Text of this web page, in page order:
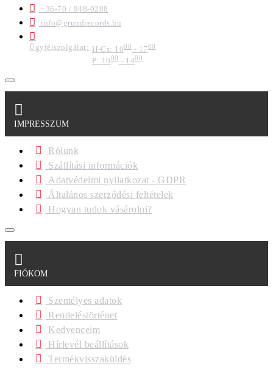
+36-70 / 948-0288
info@grundrecords.hu
Ügyfélszolgálat: H-Cs: 1000 - 1700
P: 1000- 1400
IMPRESSZUM
Rólunk
Szállítási információk
Adatvédelmi nyilatkozat - GDPR
Általános szerződési feltételek
Hogyan tudok vásárolni?
FIÓKOM
Személyes adatok
Rendeléstörténet
Kedvenceim
Hírlevél beállítások
Termékvisszaküldés